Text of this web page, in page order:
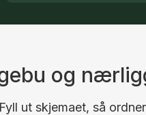
og
ut skjemaet, så